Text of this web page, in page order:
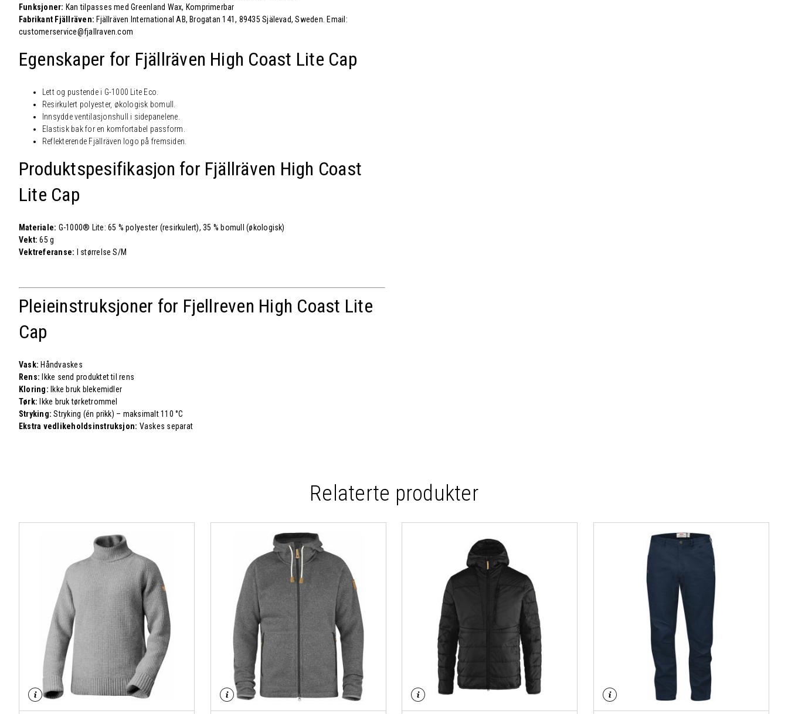
Funksjoner: Kan tilpasses med Greenland Wax, Komprimerbar
Fabrikant Fjällräven: Fjällräven International AB, Brogatan 141, 89435 Själevad, Sweden. Email:
customerservice@fjallraven.com
Egenskaper for Fjällräven High Coast Lite Cap
Lett og pustende i G-1000 Lite Eco.
Resirkulert polyester, økologisk bomull.
Innsydde ventilasjonshull i sidepanelene.
Elastisk bak for en komfortabel passform.
Reflekterende Fjällräven logo på fremsiden.
Produktspesifikasjon for Fjällräven High Coast
Lite Cap
Materiale: G-1000® Lite: 65 % polyester (resirkulert), 35 % bomull (økologisk)
Vekt:65 g
Vektreferanse:
I størrelse S/M
Pleieinstruksjoner for Fjellreven High Coast Lite
Cap
Vask: Håndvaskes
Rens:
Ikke send produktet til rens
Kloring: Ikke bruk blekemidler
Tørk:
Ikke bruk tørketrommel
Stryking:Stryking (én prikk) – maksimalt 110 °C
Ekstra vedlikeholdsinstruksjon: Vaskes separat
Relaterte produkter